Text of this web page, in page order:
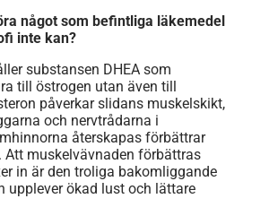
något som befintliga läkemedel
inte kan?
substansen DHEA som
till östrogen utan även till
påverkar slidans muskelskikt,
och nervtrådarna i
återskapas förbättrar
Att muskelvävnaden förbättras
in är den troliga bakomliggande
upplever ökad lust och lättare